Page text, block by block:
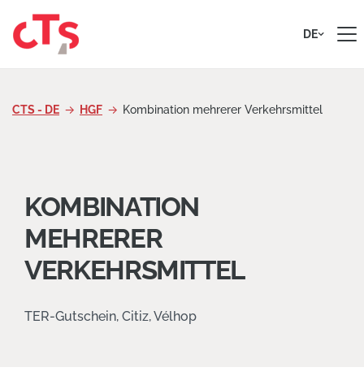
DE
CTS - DE HGF Kombination mehrerer Verkehrsmittel
KOMBINATION
MEHRERER
VERKEHRSMITTEL
TER-Gutschein, Citiz, Vélhop